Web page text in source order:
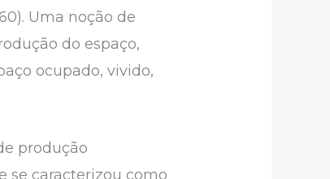
Uma noção de
do espaço,
ocupado, vivido,
produção
se caracterizou como